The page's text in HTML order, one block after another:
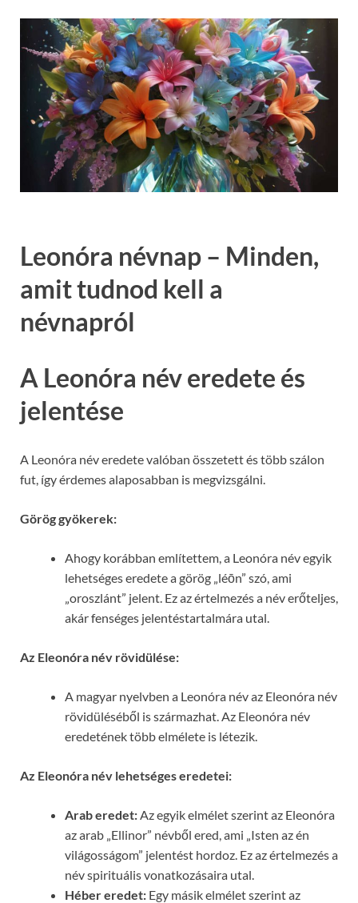
Leonóra névnap – Minden,
amit tudnod kell a
névnapról
A Leonóra név eredete és
jelentése
A Leonóra név eredete valóban összetett és több szálon
fut, így érdemes alaposabban is megvizsgálni.
Görög gyökerek:
Ahogy korábban említettem, a Leonóra név egyik
lehetséges eredete a görög „léōn” szó, ami
„oroszlánt” jelent. Ez az értelmezés a név erőteljes,
akár fenséges jelentéstartalmára utal.
Az Eleonóra név rövidülése:
A magyar nyelvben a Leonóra név az Eleonóra név
rövidüléséből is származhat. Az Eleonóra név
eredetének több elmélete is létezik.
Az Eleonóra név lehetséges eredetei:
Arab eredet:Az egyik elmélet szerint az Eleonóra
az arab „Ellinor” névből ered, ami „Isten az én
világosságom” jelentést hordoz. Ez az értelmezés a
név spirituális vonatkozásaira utal.
Héber eredet: Egy másik elmélet szerint az